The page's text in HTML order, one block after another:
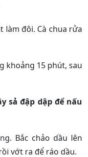
làm đôi. Cà chua rửa
khoảng 15 phút, sau
sả đập dập để nấu
Bắc chảo dầu lên
vớt ra để ráo dầu.